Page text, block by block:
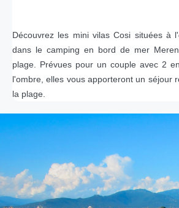
Découvrez les mini vilas Cosi situées à
dans le camping en bord de mer
plage. Prévues pour un couple avec 2
l'ombre, elles vous apporteront un séjour
la plage.